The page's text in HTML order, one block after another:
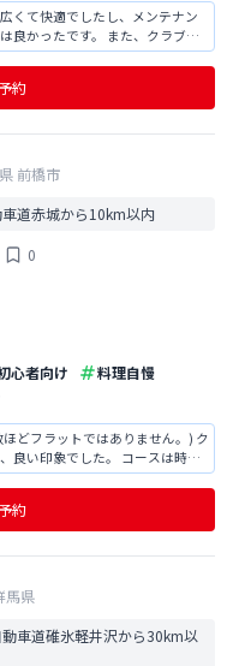
くて快適でしたし、メンテナン
良かったです。 また、クラブハ
しかったです。
約
前橋市
道赤城から10km以内
0
心者向け
料理自慢
どフラットではありません。) ク
良い印象でした。 コースは時期
ィーショットがほとんど見えな
約
馬県
動車道碓氷軽井沢から30km以